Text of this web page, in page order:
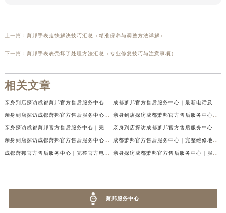
上一篇： 萧邦手表走快解决技巧汇总（精准保养与调整方法详解）
下一篇： 萧邦手表表壳坏了处理方法汇总（专业修复技巧与注意事项）
相关文章
萧邦服务中心